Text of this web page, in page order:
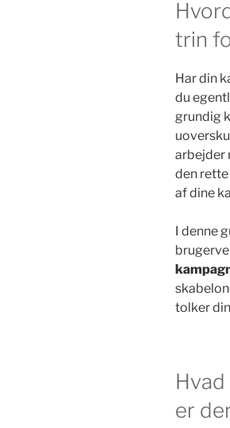
trin
Har din
du
grundig
arbejder
den
af dine
I denne
tolker
er